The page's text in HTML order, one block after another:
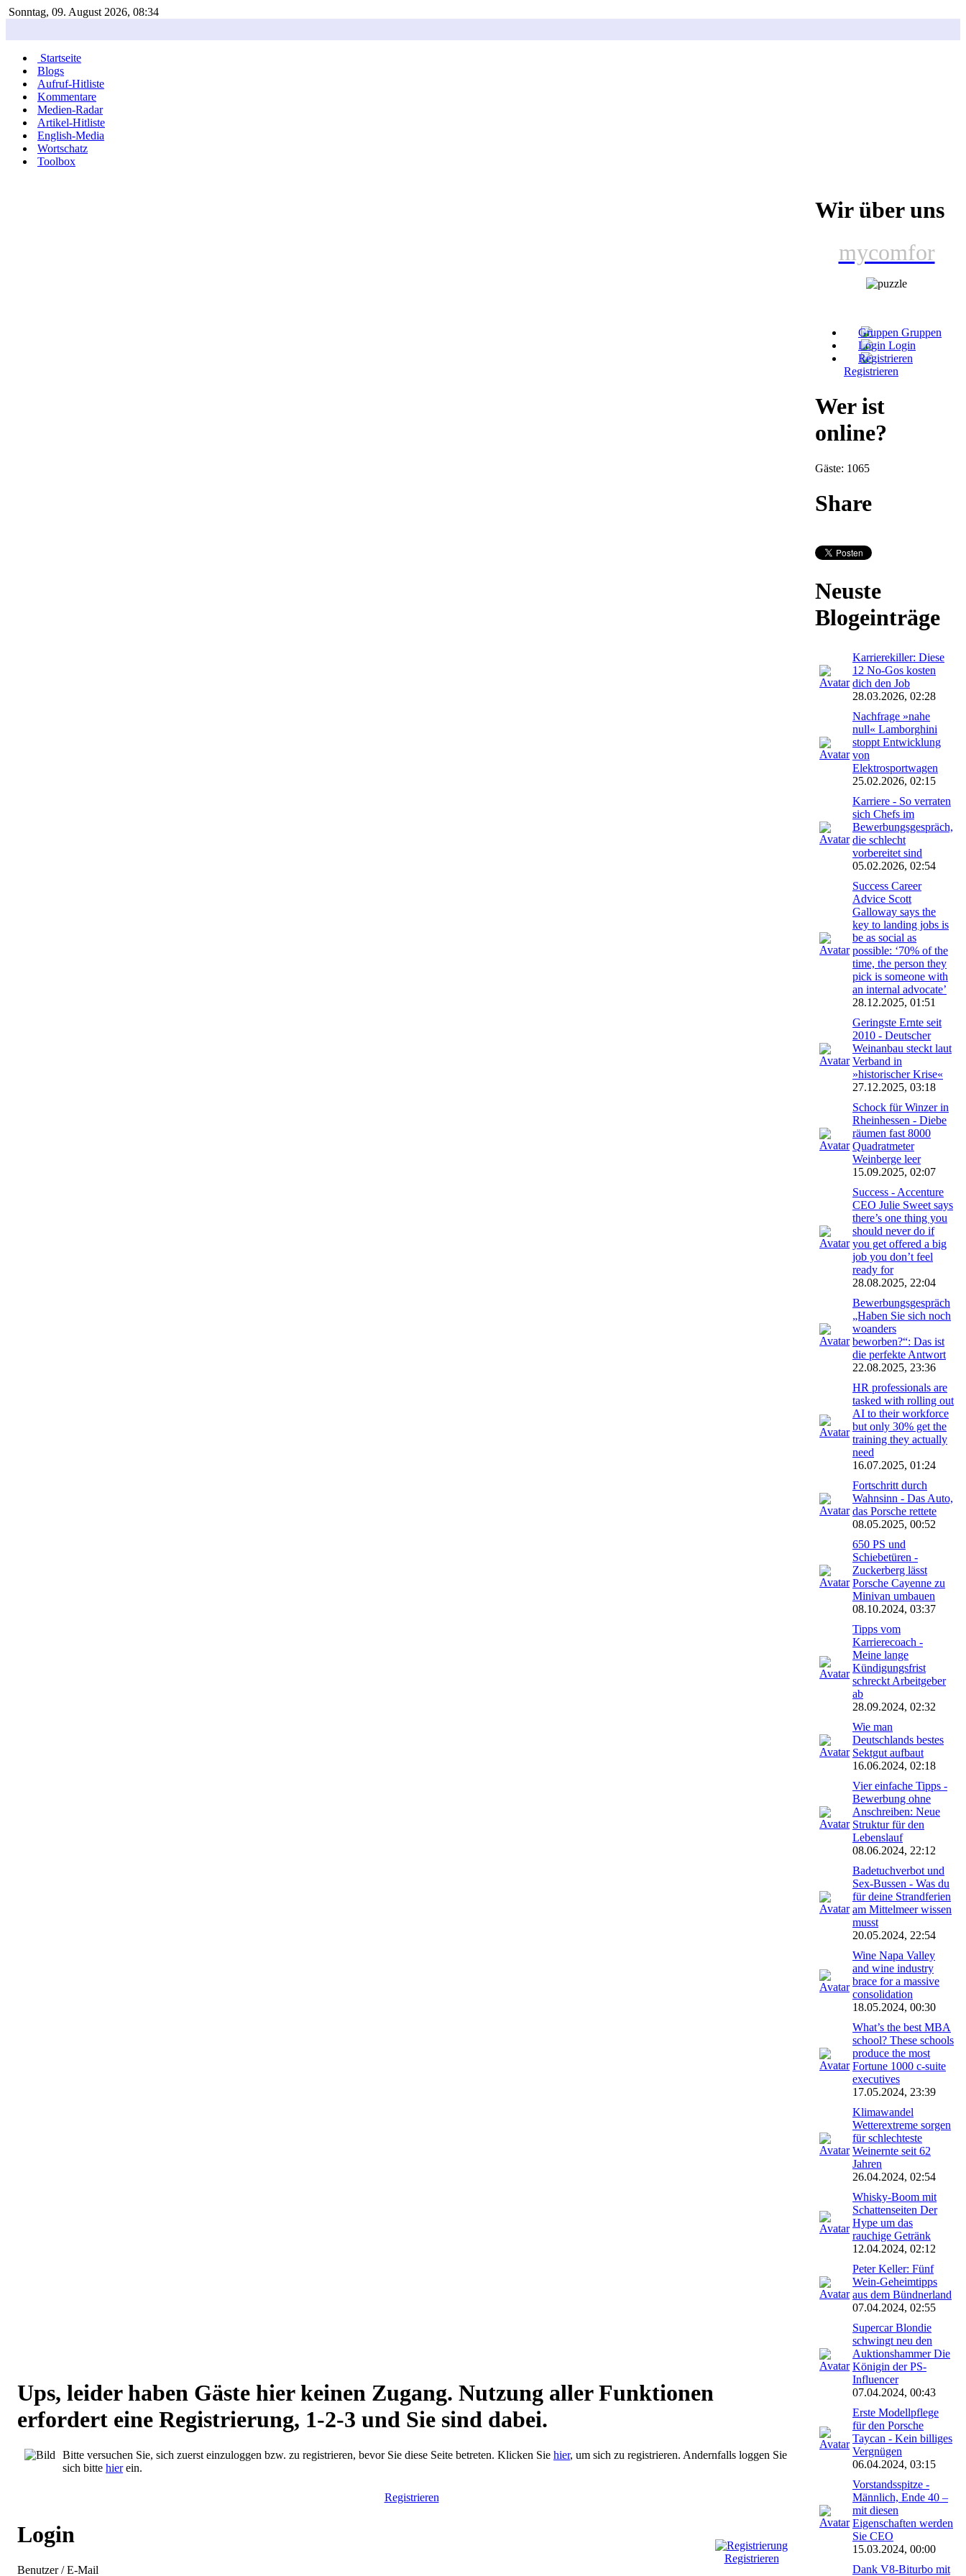
Sonntag, 09. August 2026, 08:34
Startseite
Blogs
Aufruf-Hitliste
Kommentare
Medien-Radar
Artikel-Hitliste
English-Media
Wortschatz
Toolbox
Ups, leider haben Gäste hier keinen Zugang. Nutzung aller Funktionen
erfordert eine Registrierung, 1-2-3 und Sie sind dabei.
Bitte versuchen Sie, sich zuerst einzuloggen bzw. zu registrieren, bevor Sie diese Seite betreten. Klicken Sie hier, um sich zu registrieren. Andernfalls loggen Sie
sich bitte hierein.
Registrieren
Registrieren
Login
Benutzer / E-Mail
Wir über uns
mycomfor
Gruppen
Login
Registrieren
Wer ist
online?
Gäste: 1065
Share
Neuste
Blogeinträge
Karrierekiller: Diese
12 No-Gos kosten
dich den Job
28.03.2026, 02:28
Nachfrage »nahe
null« Lamborghini
stoppt Entwicklung
von
Elektrosportwagen
25.02.2026, 02:15
Karriere - So verraten
sich Chefs im
Bewerbungsgespräch,
die schlecht
vorbereitet sind
05.02.2026, 02:54
Success Career
Advice Scott
Galloway says the
key to landing jobs is
be as social as
possible: ‘70% of the
time, the person they
pick is someone with
an internal advocate’
28.12.2025, 01:51
Geringste Ernte seit
2010 - Deutscher
Weinanbau steckt laut
Verband in
»historischer Krise«
27.12.2025, 03:18
Schock für Winzer in
Rheinhessen - Diebe
räumen fast 8000
Quadratmeter
Weinberge leer
15.09.2025, 02:07
Success - Accenture
CEO Julie Sweet says
there’s one thing you
should never do if
you get offered a big
job you don’t feel
ready for
28.08.2025, 22:04
Bewerbungsgespräch
„Haben Sie sich noch
woanders
beworben?“: Das ist
die perfekte Antwort
22.08.2025, 23:36
HR professionals are
tasked with rolling out
AI to their workforce
but only 30% get the
training they actually
need
16.07.2025, 01:24
Fortschritt durch
Wahnsinn - Das Auto,
das Porsche rettete
08.05.2025, 00:52
650 PS und
Schiebetüren -
Zuckerberg lässt
Porsche Cayenne zu
Minivan umbauen
08.10.2024, 03:37
Tipps vom
Karrierecoach -
Meine lange
Kündigungsfrist
schreckt Arbeitgeber
ab
28.09.2024, 02:32
Wie man
Deutschlands bestes
Sektgut aufbaut
16.06.2024, 02:18
Vier einfache Tipps -
Bewerbung ohne
Anschreiben: Neue
Struktur für den
Lebenslauf
08.06.2024, 22:12
Badetuchverbot und
Sex-Bussen - Was du
für deine Strandferien
am Mittelmeer wissen
musst
20.05.2024, 22:54
Wine Napa Valley
and wine industry
brace for a massive
consolidation
18.05.2024, 00:30
What’s the best MBA
school? These schools
produce the most
Fortune 1000 c-suite
executives
17.05.2024, 23:39
Klimawandel
Wetterextreme sorgen
für schlechteste
Weinernte seit 62
Jahren
26.04.2024, 02:54
Whisky-Boom mit
Schattenseiten Der
Hype um das
rauchige Getränk
12.04.2024, 02:12
Peter Keller: Fünf
Wein-Geheimtipps
aus dem Bündnerland
07.04.2024, 02:55
Supercar Blondie
schwingt neu den
Auktionshammer Die
Königin der PS-
Influencer
07.04.2024, 00:43
Erste Modellpflege
für den Porsche
Taycan - Kein billiges
Vergnügen
06.04.2024, 03:15
Vorstandsspitze -
Männlich, Ende 40 –
mit diesen
Eigenschaften werden
Sie CEO
15.03.2024, 00:00
Dank V8-Biturbo mit